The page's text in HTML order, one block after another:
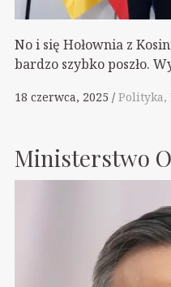
No i się Hołownia z
bardzo szybko poszło.
18 czerwca, 2025 Polityka
Ministerstwo